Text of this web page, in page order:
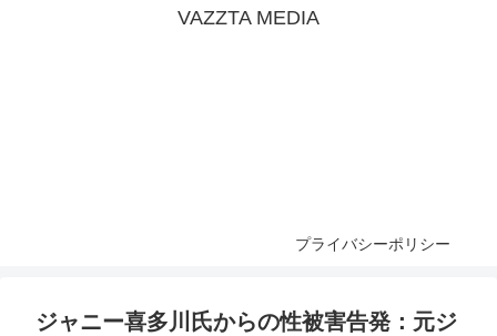
VAZZTA MEDIA
プライバシーポリシー
ジャニー喜多川氏からの性被害告発：元ジ